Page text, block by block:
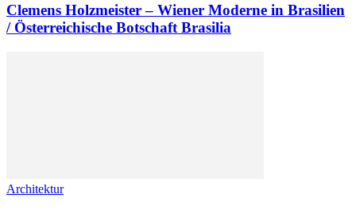
Clemens Holzmeister – Wiener Moderne in Brasilien
/ Österreichische Botschaft Brasilia
Architektur